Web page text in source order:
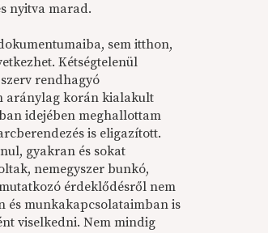
nyitva marad.
sem itthon,
Kétségtelenül
rendhagyó
aránylag korán kialakult
idejében meghallottam
is eligazított.
gyakran és sokat
nemegyszer bunkó,
érdeklődésről nem
és munkakapcsolataimban is
viselkedni. Nem mindig